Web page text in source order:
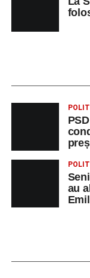
Milena
Emanuel
Adrian
Vlad Dordea.
Piața
Orele 17.00–20.00
Platoul
Blaga”
au